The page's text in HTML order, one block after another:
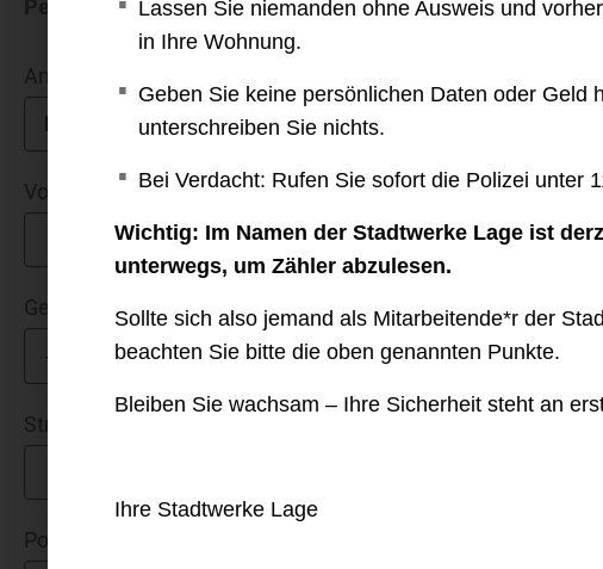
Persönliche Angaben
Anrede
Vorname *
Geburtsdatum*
Straße *
Postleitzahl *
Lassen Sie niemanden ohne Ausweis und
in Ihre Wohnung.
Geben Sie keine persönlichen Daten oder Geld
unterschreiben Sie nichts.
Bei Verdacht: Rufen Sie sofort die Polizei unter
Wichtig: Im Namen der Stadtwerke Lage ist
unterwegs, um Zähler abzulesen.
Sollte sich also jemand als Mitarbeitende*r der
beachten Sie bitte die oben genannten Punkte.
Bleiben Sie wachsam – Ihre Sicherheit steht an
Ihre Stadtwerke Lage